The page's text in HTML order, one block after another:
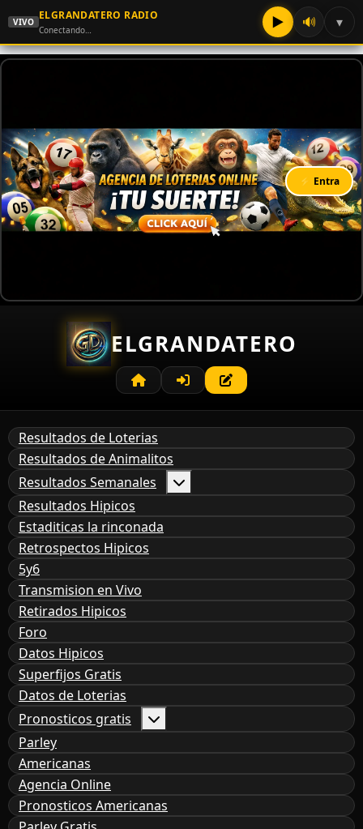
VIVO
ELGRANDATERO RADIO
Conectando… ▶ 🔊 ▾
⚡ Entra
ELGRANDATERO
Resultados de Loterias
Resultados de Animalitos
Resultados Semanales
Resultados Hipicos
Estaditicas la rinconada
Retrospectos Hipicos
5y6
Transmision en Vivo
Retirados Hipicos
Foro
Datos Hipicos
Superfijos Gratis
Datos de Loterias
Pronosticos gratis
Parley
Americanas
Agencia Online
Pronosticos Americanas